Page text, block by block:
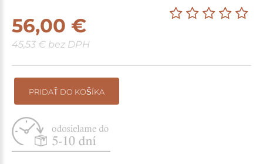
56,00 €
45,53 € bez DPH
PRIDAŤ DO KOŠÍKA